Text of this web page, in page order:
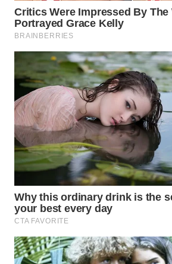
Apreciar esses belos sons naturais
primeiras horas do dia traz
nossa saúde mental coletiva. Criar
acolhedor com plantas variadas
constante de fauna silvestre
profundorelaxamento.
Ao reservar alguns minutos
natureza ao redor cultivamos
profunda com a vida selvagem.
enriquece nossa percepção
valorizando o espetáculo sutil da
que acontece bem na nossajanela